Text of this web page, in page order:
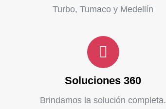
Turbo, Tumaco y Medellín
Soluciones 360
Brindamos la solución completa.